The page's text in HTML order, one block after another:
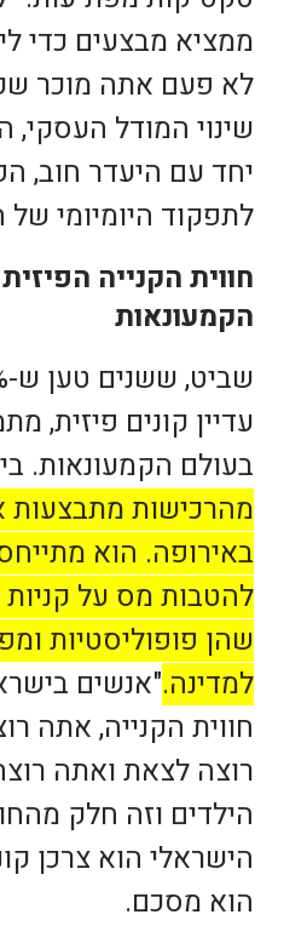
ממציא מבצעים כדי
שינוי המודל העסקי,
יחד עם היעדר חוב,
לתפקוד היומיומי
חווית הקנייה
הקמעונאות
עדיין קונים פיזית,
בעולם הקמעונאות.
באירופה. הוא
להטבות מס על קניות
שהן פופוליסטיות
למדינה."אנשים
חווית הקנייה, אתה
רוצה לצאת ואתה
הילדים וזה חלק
הישראלי הוא צרכן
הוא מסכם.